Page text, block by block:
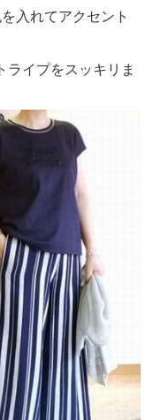
入れてアクセント
ライプをスッキリま